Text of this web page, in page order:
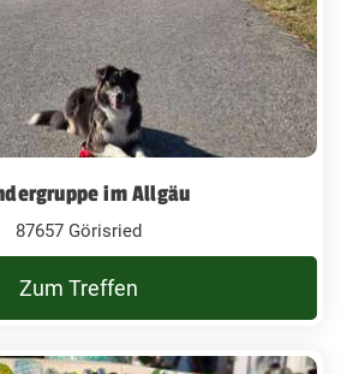
im Allgäu
87657 Görisried
Zum Treffen